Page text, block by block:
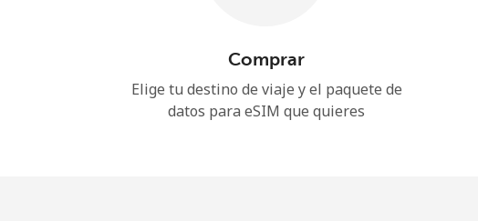
Comprar
Elige tu destino de viaje y el paquete de
datos para eSIM que quieres